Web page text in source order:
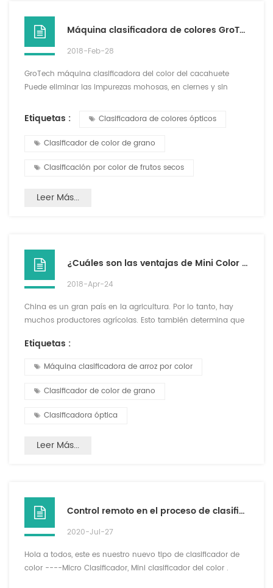
Máquina clasificadora de colores GroTech-Peanut
2018-Feb-28
GroTech máquina clasificadora del color del cacahuete
Puede eliminar las impurezas mohosas, en ciernes y sin
selección de color se puede hacer tanto en peeling seco
como en peeling húmedo. Alta selección neta, pequeño
daño. Para frutas de maní, cacahuetes fritos, elija un buen
g...
Etiquetas : Clasificadora de colores ópticos
Clasificador de color de grano
Clasificación por color de frutos secos
Leer Más...
¿Cuáles son las ventajas de Mini Color Sorter?
2018-Apr-24
China es un gran país en la agricultura. Por lo tanto, hay
muchos productores agrícolas. Esto también determina que
Con la riqueza de la vida, las personas prestan cada vez
más atención a la calidad de vida, y los requisitos
alimentarios son cada vez más estrictos. La calidad de los
alimentos se ha convertido en un tema importante. La
Etiquetas :
Máquina clasificadora de arroz por color
Clasificador de color de grano
Clasificadora óptica
Leer Más...
Control remoto en el proceso de clasificación de color
2020-Jul-27
Hola a todos, este es nuestro nuevo tipo de clasificador de
color ----Micro Clasificador, Mini clasificador del color .